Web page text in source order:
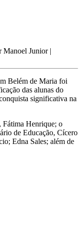
Manoel Junior |
Belém de Maria foi
das alunas do
significativa na
Fátima Henrique; o
de Educação, Cícero
Edna Sales; além de